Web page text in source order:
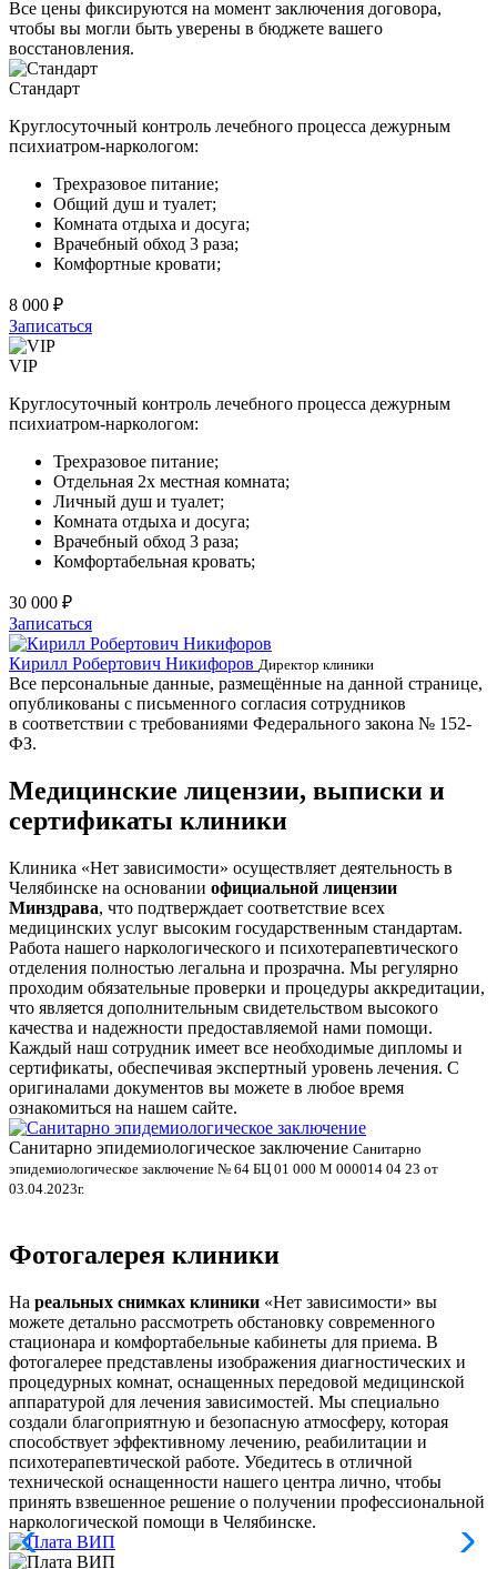
Все цены фиксируются на момент заключения договора,
чтобы вы могли быть уверены в бюджете вашего
восстановления.
Стандарт
Круглосуточный контроль лечебного процесса дежурным
психиатром-наркологом:
Трехразовое питание;
Общий душ и туалет;
Комната отдыха и досуга;
Врачебный обход 3 раза;
Комфортные кровати;
8 000 ₽
Записаться
VIP
Круглосуточный контроль лечебного процесса дежурным
психиатром-наркологом:
Трехразовое питание;
Отдельная 2х местная комната;
Личный душ и туалет;
Комната отдыха и досуга;
Врачебный обход 3 раза;
Комфортабельная кровать;
30 000 ₽
Записаться
Кирилл Робертович Никифоров Директор клиники
Все персональные данные, размещённые на данной странице,
опубликованы с письменного согласия сотрудников
в соответствии с требованиями Федерального закона № 152-
ФЗ.
Медицинские лицензии, выписки и
сертификаты клиники
Клиника «Нет зависимости» осуществляет деятельность в
Челябинске на основании официальной лицензии
Минздрава, что подтверждает соответствие всех
медицинских услуг высоким государственным стандартам.
Работа нашего наркологического и психотерапевтического
отделения полностью легальна и прозрачна. Мы регулярно
проходим обязательные проверки и процедуры аккредитации,
что является дополнительным свидетельством высокого
качества и надежности предоставляемой нами помощи.
Каждый наш сотрудник имеет все необходимые дипломы и
сертификаты, обеспечивая экспертный уровень лечения. С
оригиналами документов вы можете в любое время
ознакомиться на нашем сайте.
Санитарно эпидемиологическое заключение Санитарно
эпидемиологическое заключение № 64 БЦ 01 000 М 000014 04 23 от
03.04.2023г.
Фотогалерея клиники
На реальных снимках клиники «Нет зависимости» вы
можете детально рассмотреть обстановку современного
стационара и комфортабельные кабинеты для приема. В
фотогалерее представлены изображения диагностических и
процедурных комнат, оснащенных передовой медицинской
аппаратурой для лечения зависимостей. Мы специально
создали благоприятную и безопасную атмосферу, которая
способствует эффективному лечению, реабилитации и
психотерапевтической работе. Убедитесь в отличной
технической оснащенности нашего центра лично, чтобы
принять взвешенное решение о получении профессиональной
наркологической помощи в Челябинске.